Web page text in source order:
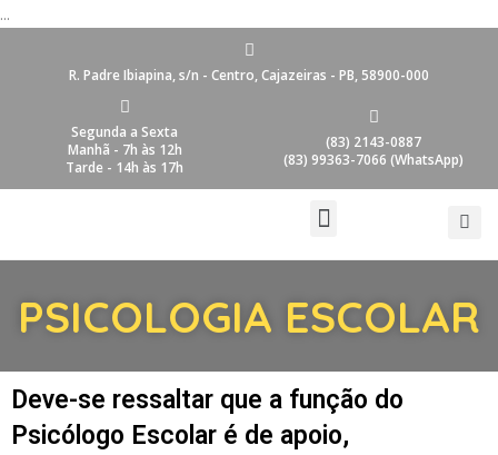
...
R. Padre Ibiapina, s/n - Centro, Cajazeiras - PB, 58900-000
Segunda a Sexta
Manhã - 7h às 12h
Tarde - 14h às 17h
(83) 2143-0887
(83) 99363-7066 (WhatsApp)
PSICOLOGIA ESCOLAR
Deve-se ressaltar que a função do
Psicólogo Escolar é de apoio,